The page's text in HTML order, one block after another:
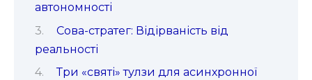
автономності
Сова-стратег: Відірваність від
реальності
Три «святі» тулзи для асинхронної